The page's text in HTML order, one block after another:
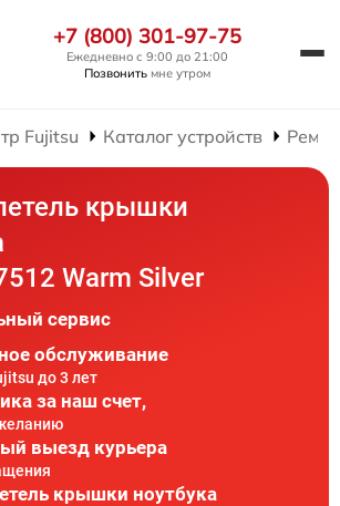
+7 (800) 301-97-75
Ежедневно с 9:00 до 21:00
Позвонить мне утром
Fujitsu Каталог устройств
крышки
Warm Silver
сервис
обслуживание
до 3 лет
за наш счет,
выезд курьера
крышки ноутбука